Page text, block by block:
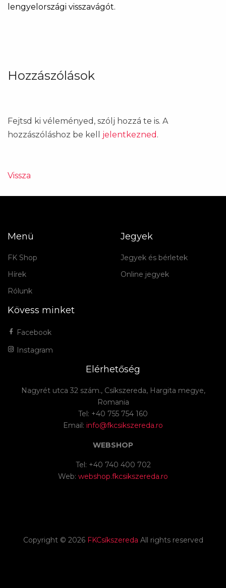
lengyelországi visszavágót.
Hozzászólások
Fejtsd ki véleményed, szólj hozzá te is. A
hozzászóláshoz be kell jelentkezned .
Vissza
Menü
FK Shop
Hírek
Rólunk
Jegyek
Jegyek és bérletek
Online jegyek
Kövess minket
Facebook
Instagram
Elérhetőség
Nagyrét utca 32 szám., Csíkszereda, Hargita megye,
Romania
Tel: +40 755 754 160
Email: info@fkcsikszereda.ro
WEBSHOP
Tel: +40 740 400 702
Web: webshop.fkcsikszereda.ro
Copyright © 2026 FKCsíkszereda All rights reserved